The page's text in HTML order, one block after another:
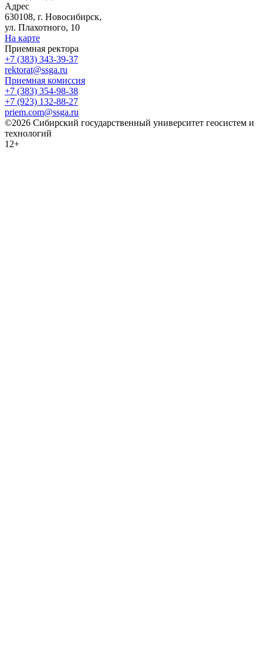
Адрес
630108, г. Новосибирск,
ул. Плахотного, 10
На карте
Приемная ректора
+7 (383) 343-39-37
rektorat@ssga.ru
Приемная комиссия
+7 (383) 354-98-38
+7 (923) 132-88-27
priem.com@ssga.ru
©2026 Сибирский государственный университет геосистем и
технологий
12+